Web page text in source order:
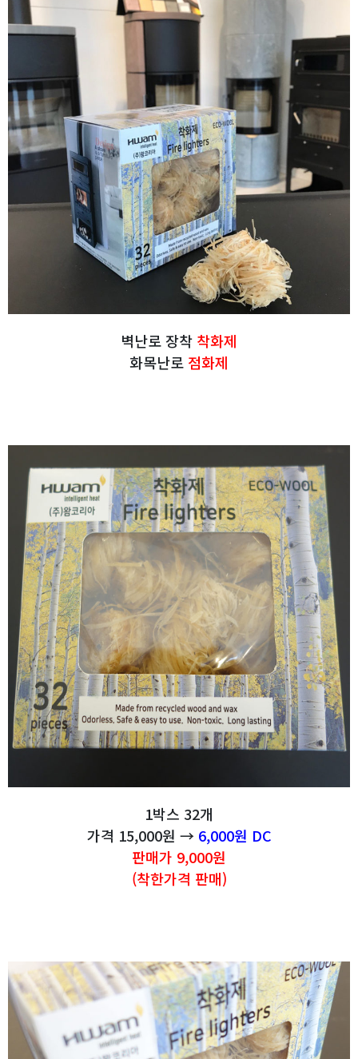
벽난로 장착 착화제
화목난로 점화제
1박스 32개
가격 15,000원 → 6,000원 DC
판매가 9,000원
(착한가격 판매)